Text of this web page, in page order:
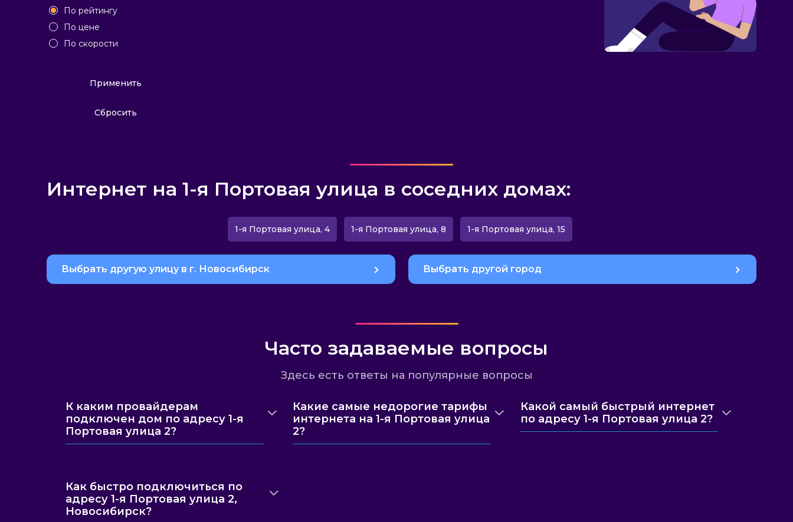
По рейтингу
По цене
По скорости
Применить
Сбросить
Интернет на 1-я Портовая улица в соседних домах:
1-я Портовая улица, 4 1-я Портовая улица, 8 1-я Портовая улица, 15
Выбрать другую улицу в г. Новосибирск Выбрать другой город
Часто задаваемые вопросы
Здесь есть ответы на популярные вопросы
К каким провайдерам
подключен дом по адресу 1-я
Портовая улица 2?
Какие самые недорогие тарифы
интернета на 1-я Портовая улица
2?
Какой самый быстрый интернет
по адресу 1-я Портовая улица 2?
Как быстро подключиться по
адресу 1-я Портовая улица 2,
Новосибирск?